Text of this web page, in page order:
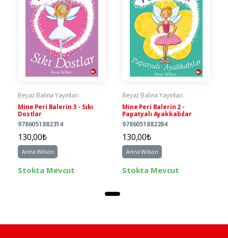
Beyaz Balina Yayınları
Mine Peri Balerin 3 - Sıkı
Dostlar
9786051882314
130,00₺
Anna Wilson
Stokta Mevcut
Beyaz Balina Yayınları
Mine Peri Balerin 2 -
Papatyalı Ayakkabılar
9786051882284
130,00₺
Anna Wilson
Stokta Mevcut